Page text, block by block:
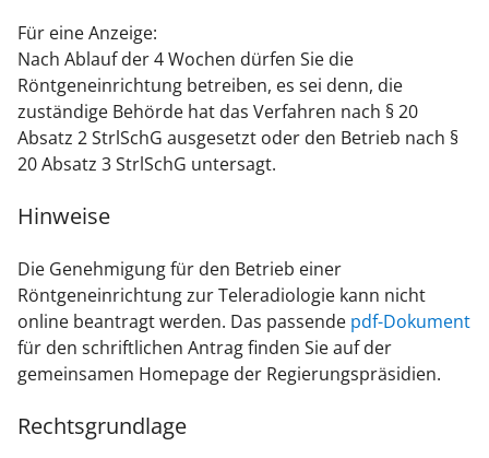
Für eine Anzeige:
Nach Ablauf der 4 Wochen dürfen Sie die
Röntgeneinrichtung betreiben, es sei denn, die
zuständige Behörde hat das Verfahren nach § 20
Absatz 2 StrlSchG ausgesetzt oder den Betrieb nach §
20 Absatz 3 StrlSchG untersagt.
Hinweise
Die Genehmigung für den Betrieb einer
Röntgeneinrichtung zur Teleradiologie kann nicht
online beantragt werden. Das passende pdf-Dokument
für den schriftlichen Antrag finden Sie auf der
gemeinsamen Homepage der Regierungspräsidien.
Rechtsgrundlage